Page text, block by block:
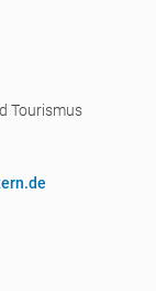
Tourismus